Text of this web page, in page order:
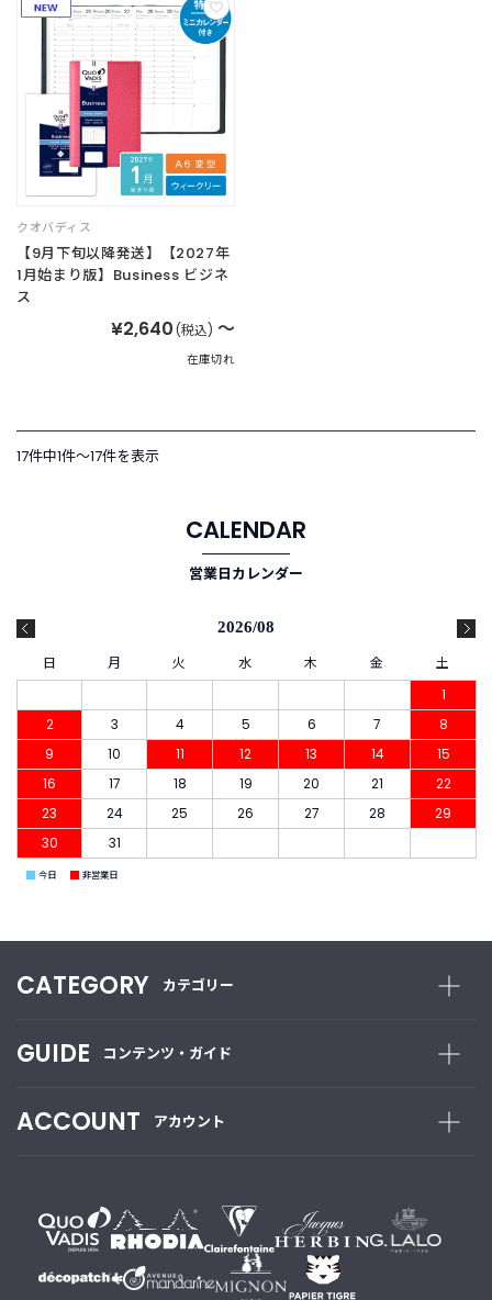
クオバディス
【9月下旬以降発送】【2027年
1月始まり版】Business ビジネ
ス
¥2,640 (税込) ～
在庫切れ
17件中1件〜17件を表示
CALENDAR
営業日カレンダー
2026/08
日 月 火 水 木 金
土
1
2
3 4 5 6 7
8
9
10 11 12 13 14
15
16
17 18 19 20 21
22
23
24 25 26 27 28
29
30
31
■ 今日 ■ 非営業日
CATEGORY カテゴリー
GUIDE コンテンツ・ガイド
ACCOUNT アカウント